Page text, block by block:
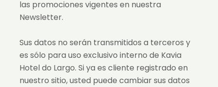
las promociones vigentes en nuestra
Newsletter.
Sus datos no serán transmitidos a terceros y
es sólo para uso exclusivo interno de Kavia
Hotel do Largo. Si ya es cliente registrado en
nuestro sitio, usted puede cambiar sus datos